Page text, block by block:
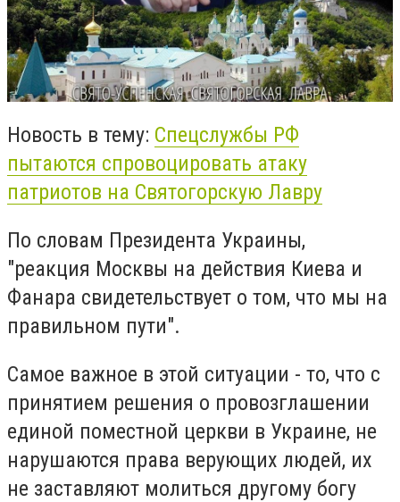
Новость в тему: Спецслужбы РФ
пытаются спровоцировать атаку
патриотов на Святогорскую Лавру
По словам Президента Украины,
"реакция Москвы на действия Киева и
Фанара свидетельствует о том, что мы на
правильном пути".
Самое важное в этой ситуации - то, что с
принятием решения о провозглашении
единой поместной церкви в Украине, не
нарушаются права верующих людей, их
не заставляют молиться другому богу